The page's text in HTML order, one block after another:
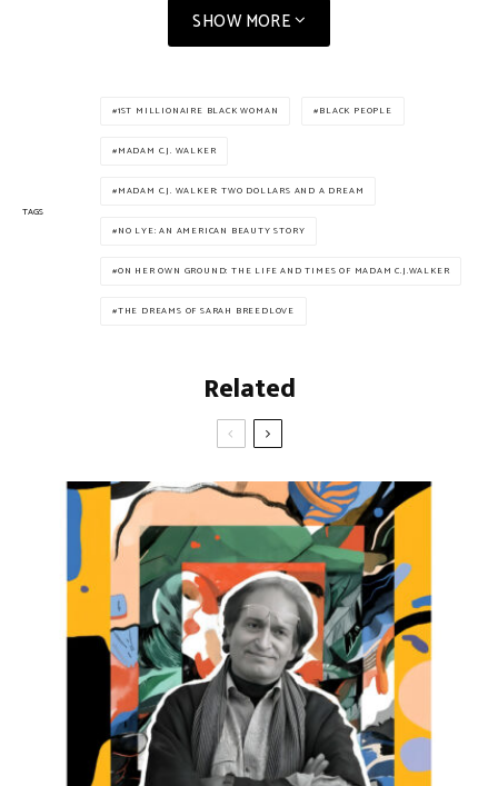
SHOW MORE
TAGS
1ST MILLIONAIRE BLACK WOMAN BLACK PEOPLE
MADAM C.J. WALKER
MADAM C.J. WALKER: TWO DOLLARS AND A DREAM
NO LYE: AN AMERICAN BEAUTY STORY
ON HER OWN GROUND: THE LIFE AND TIMES OF MADAM C.J.WALKER
THE DREAMS OF SARAH BREEDLOVE
Related